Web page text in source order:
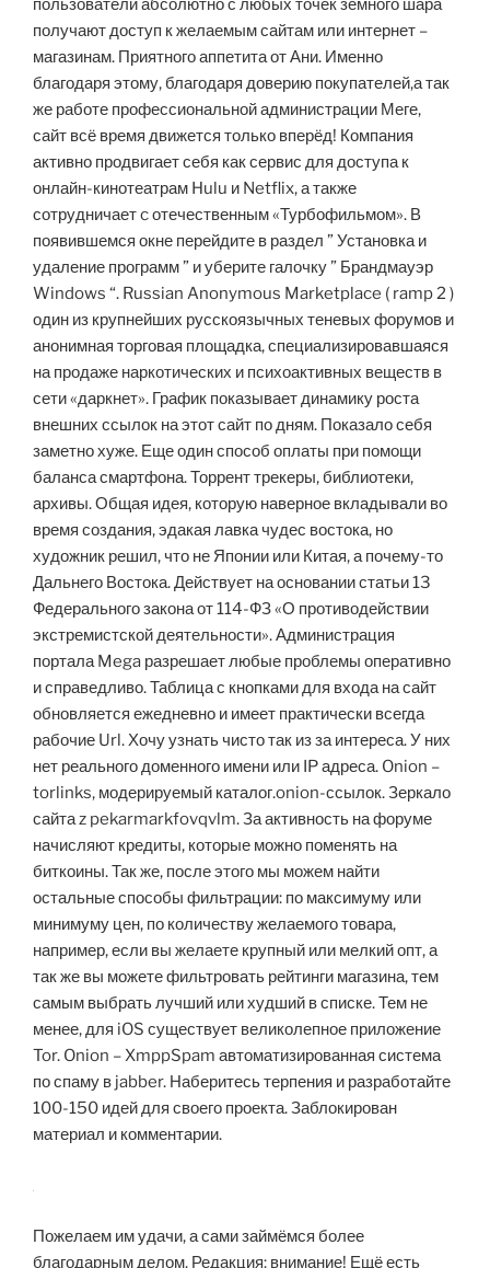
пользователи абсолютно с любых точек земного шара
получают доступ к желаемым сайтам или интернет –
магазинам. Приятного аппетита от Ани. Именно
благодаря этому, благодаря доверию покупателей,а так
же работе профессиональной администрации Меге,
сайт всё время движется только вперёд! Компания
активно продвигает себя как сервис для доступа к
онлайн-кинотеатрам Hulu и Netflix, а также
сотрудничает c отечественным «Турбофильмом». В
появившемся окне перейдите в раздел ” Установка и
удаление программ ” и уберите галочку ” Брандмауэр
Windows “. Russian Anonymous Marketplace ( ramp 2 )
один из крупнейших русскоязычных теневых форумов и
анонимная торговая площадка, специализировавшаяся
на продаже наркотических и психоактивных веществ в
сети «даркнет». График показывает динамику роста
внешних ссылок на этот сайт по дням. Показало себя
заметно хуже. Еще один способ оплаты при помощи
баланса смартфона. Торрент трекеры, библиотеки,
архивы. Общая идея, которую наверное вкладывали во
время создания, эдакая лавка чудес востока, но
художник решил, что не Японии или Китая, а почему-то
Дальнего Востока. Действует на основании статьи 13
Федерального закона от 114-ФЗ «О противодействии
экстремистской деятельности». Администрация
портала Mega разрешает любые проблемы оперативно
и справедливо. Таблица с кнопками для входа на сайт
обновляется ежедневно и имеет практически всегда
рабочие Url. Хочу узнать чисто так из за интереса. У них
нет реального доменного имени или IP адреса. Onion –
torlinks, модерируемый каталог.onion-ссылок. Зеркало
сайта z pekarmarkfovqvlm. За активность на форуме
начисляют кредиты, которые можно поменять на
биткоины. Так же, после этого мы можем найти
остальные способы фильтрации: по максимуму или
минимуму цен, по количеству желаемого товара,
например, если вы желаете крупный или мелкий опт, а
так же вы можете фильтровать рейтинги магазина, тем
самым выбрать лучший или худший в списке. Тем не
менее, для iOS существует великолепное приложение
Tor. Onion – XmppSpam автоматизированная система
по спаму в jabber. Наберитесь терпения и разработайте
100-150 идей для своего проекта. Заблокирован
материал и комментарии.
Пожелаем им удачи, а сами займёмся более
благодарным делом. Редакция: внимание! Ещё есть